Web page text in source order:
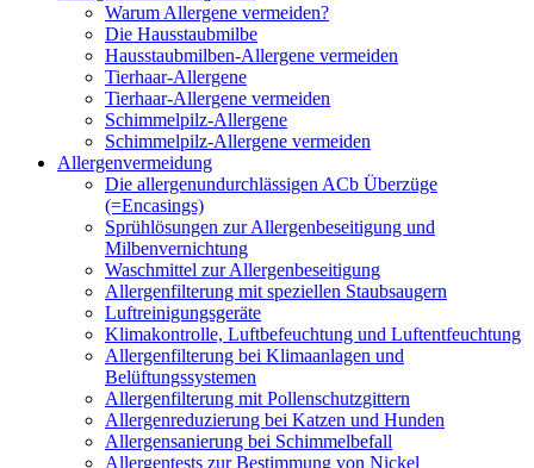
Warum Allergene vermeiden?
Die Hausstaubmilbe
Hausstaubmilben-Allergene vermeiden
Tierhaar-Allergene
Tierhaar-Allergene vermeiden
Schimmelpilz-Allergene
Schimmelpilz-Allergene vermeiden
Allergenvermeidung
Die allergenundurchlässigen ACb Überzüge
(=Encasings)
Sprühlösungen zur Allergenbeseitigung und
Milbenvernichtung
Waschmittel zur Allergenbeseitigung
Allergenfilterung mit speziellen Staubsaugern
Luftreinigungsgeräte
Klimakontrolle, Luftbefeuchtung und Luftentfeuchtung
Allergenfilterung bei Klimaanlagen und
Belüftungssystemen
Allergenfilterung mit Pollenschutzgittern
Allergenreduzierung bei Katzen und Hunden
Allergensanierung bei Schimmelbefall
Allergentests zur Bestimmung von Nickel